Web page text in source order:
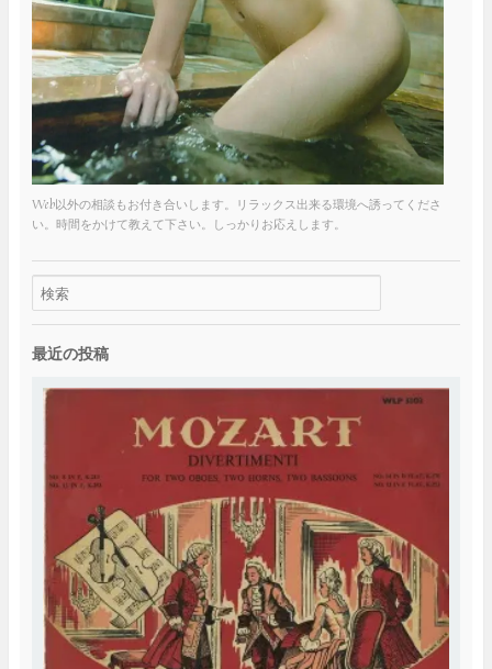
Web以外の相談もお付き合いします。リラックス出来る環境へ誘ってくださ
い。時間をかけて教えて下さい。しっかりお応えします。
最近の投稿